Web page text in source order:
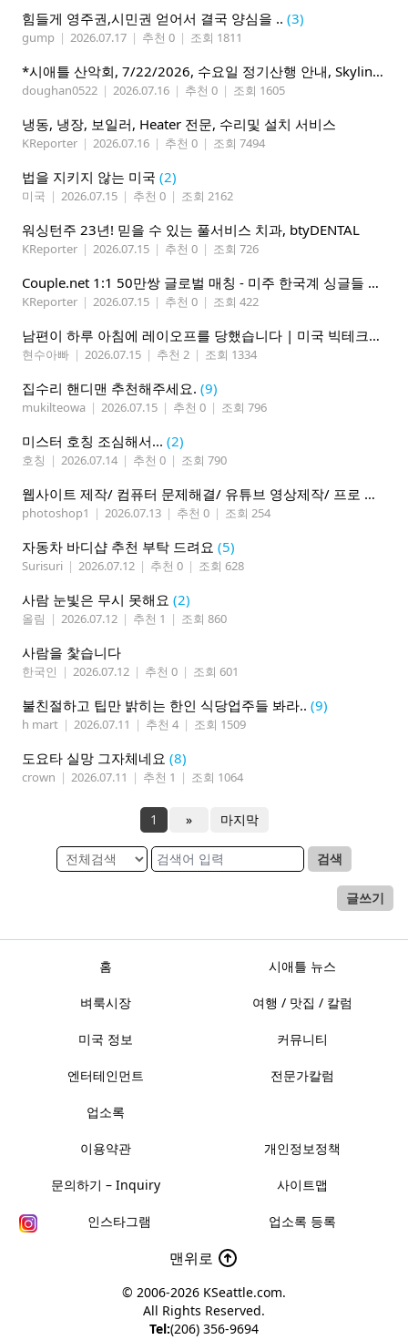
힘들게 영주권,시민권 얻어서 결국 양심을 .. (3)
gump | 2026.07.17 | 추천 0 | 조회 1811
*시애틀 산악회, 7/22/2026, 수요일 정기산행 안내, Skyline Trail Loop(Mt. Rainier)*
doughan0522 | 2026.07.16 | 추천 0 | 조회 1605
냉동, 냉장, 보일러, Heater 전문, 수리및 설치 서비스
KReporter | 2026.07.16 | 추천 0 | 조회 7494
법을 지키지 않는 미국 (2)
미국 | 2026.07.15 | 추천 0 | 조회 2162
워싱턴주 23년! 믿을 수 있는 풀서비스 치과, btyDENTAL
KReporter | 2026.07.15 | 추천 0 | 조회 726
Couple.net 1:1 50만쌍 글로벌 매칭 - 미주 한국계 싱글들 모이세요
KReporter | 2026.07.15 | 추천 0 | 조회 422
남편이 하루 아침에 레이오프를 당했습니다 | 미국 빅테크의 현실
현수아빠 | 2026.07.15 | 추천 2 | 조회 1334
집수리 핸디맨 추천해주세요. (9)
mukilteowa | 2026.07.15 | 추천 0 | 조회 796
미스터 호칭 조심해서... (2)
호칭 | 2026.07.14 | 추천 0 | 조회 790
웹사이트 제작/ 컴퓨터 문제해결/ 유튜브 영상제작/ 프로 사진촬영
photoshop1 | 2026.07.13 | 추천 0 | 조회 254
자동차 바디샵 추천 부탁 드려요 (5)
Surisuri | 2026.07.12 | 추천 0 | 조회 628
사람 눈빛은 무시 못해요 (2)
올림 | 2026.07.12 | 추천 1 | 조회 860
사람을 찿습니다
한국인 | 2026.07.12 | 추천 0 | 조회 601
불친절하고 팁만 밝히는 한인 식당업주들 봐라.. (9)
h mart | 2026.07.11 | 추천 4 | 조회 1509
도요타 실망 그자체네요 (8)
crown | 2026.07.11 | 추천 1 | 조회 1064
1 » 마지막
검색
글쓰기
홈 시애틀 뉴스
벼룩시장 여행 / 맛집 / 칼럼
미국 정보 커뮤니티
엔터테인먼트 전문가칼럼
업소록
이용약관 개인정보정책
문의하기 – Inquiry 사이트맵
인스타그램 업소록 등록
맨위로
© 2006-2026 KSeattle.com.
All Rights Reserved.
Tel:(206) 356-9694